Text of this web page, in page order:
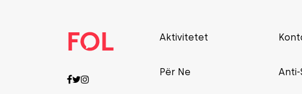
Aktivitetet
Për Ne